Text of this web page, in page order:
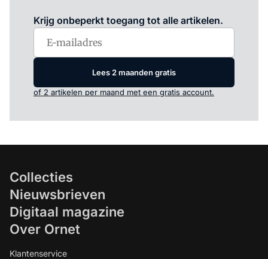
Krijg onbeperkt toegang tot alle artikelen.
Lees 2 maanden gratis
of 2 artikelen per maand met een gratis account.
Collecties
Nieuwsbrieven
Digitaal magazine
Over Ornet
Klantenservice